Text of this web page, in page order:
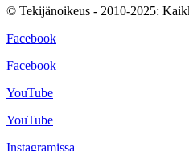
© Tekijänoikeus - 2010-2025:
Facebook
Facebook
YouTube
YouTube
Instagramissa